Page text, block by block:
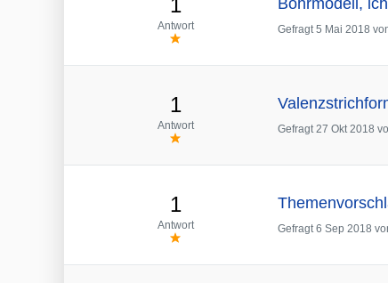
1
Antwort
Bohrmodell,
Gefragt 5 Mai 2018
1
Antwort Gefragt 27 Okt 2018
1
Antwort Gefragt 6 Sep 2018